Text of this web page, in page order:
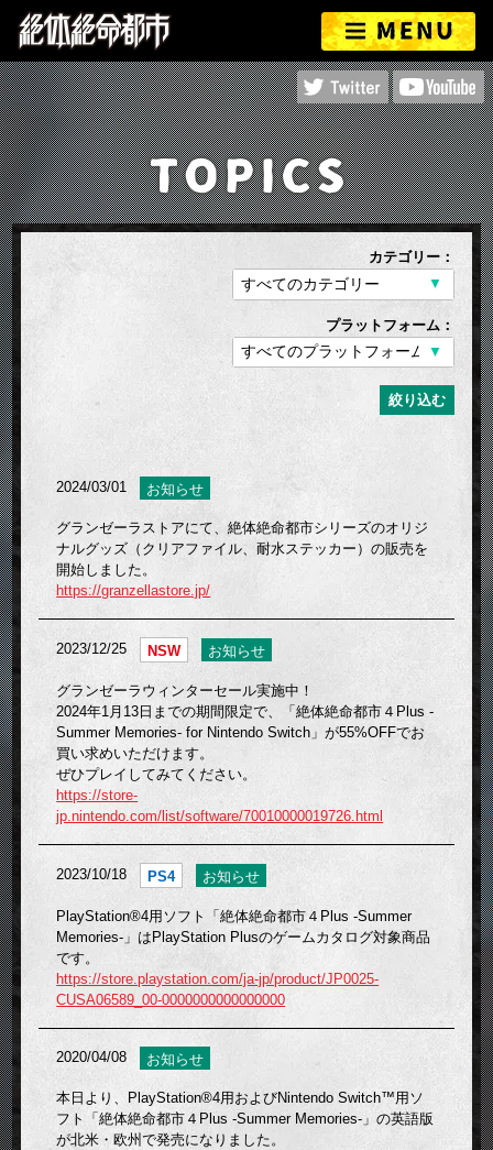
カテゴリー：
プラットフォーム：
絞り込む
2024/03/01 お知らせ
グランゼーラストアにて、絶体絶命都市シリーズのオリジ
ナルグッズ（クリアファイル、耐水ステッカー）の販売を
開始しました。
https://granzellastore.jp/
2023/12/25 NSW お知らせ
グランゼーラウィンターセール実施中！
2024年1月13日までの期間限定で、「絶体絶命都市４Plus -
Summer Memories- for Nintendo Switch」が55%OFFでお
買い求めいただけます。
ぜひプレイしてみてください。
https://store-
jp.nintendo.com/list/software/70010000019726.html
2023/10/18 PS4 お知らせ
PlayStation®4用ソフト「絶体絶命都市４Plus -Summer
Memories-」はPlayStation Plusのゲームカタログ対象商品
です。
https://store.playstation.com/ja-jp/product/JP0025-
CUSA06589_00-0000000000000000
2020/04/08 お知らせ
本日より、PlayStation®4用およびNintendo Switch™用ソ
フト「絶体絶命都市４Plus -Summer Memories-」の英語版
が北米・欧州で発売になりました。